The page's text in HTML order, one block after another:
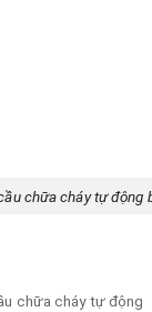
bột ABC
chữa cháy tự động